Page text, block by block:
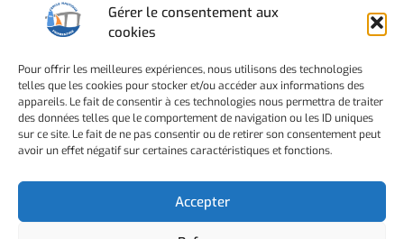
Gérer le consentement aux
cookies
Pour offrir les meilleures expériences, nous utilisons des technologies
telles que les cookies pour stocker et/ou accéder aux informations des
appareils. Le fait de consentir à ces technologies nous permettra de traiter
des données telles que le comportement de navigation ou les ID uniques
sur ce site. Le fait de ne pas consentir ou de retirer son consentement peut
avoir un effet négatif sur certaines caractéristiques et fonctions.
Accepter
Contactez-nous
3 Esplanade de la Mer - 85550 - La Barre de Monts